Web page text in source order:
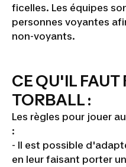
ficelles. Les équipes
personnes voyantes
non-voyants.
CE QU'IL FAUT
TORBALL :
Les règles pour jouer
:
- Il est possible
en leur faisant porter